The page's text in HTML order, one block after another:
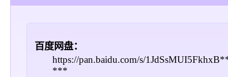
百度网盘：
https://pan.baidu.com/s/
***